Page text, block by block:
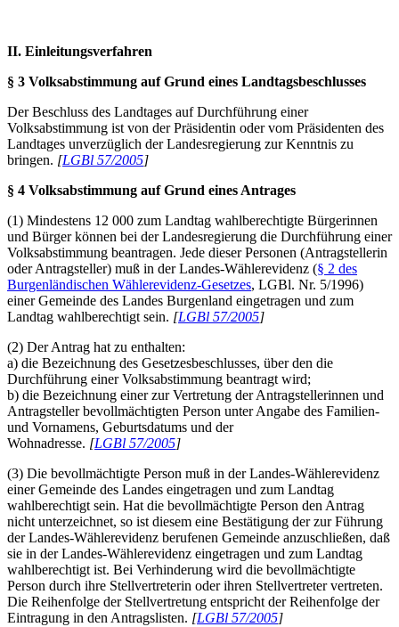
II. Einleitungsverfahren
§ 3 Volksabstimmung auf Grund eines Landtagsbeschlusses
Der Beschluss des Landtages auf Durchführung einer
Volksabstimmung ist von der Präsidentin oder vom Präsidenten des
Landtages unverzüglich der Landesregierung zur Kenntnis zu
bringen. [LGBl 57/2005]
§ 4 Volksabstimmung auf Grund eines Antrages
(1) Mindestens 12 000 zum Landtag wahlberechtigte Bürgerinnen
und Bürger können bei der Landesregierung die Durchführung einer
Volksabstimmung beantragen. Jede dieser Personen (Antragstellerin
oder Antragsteller) muß in der Landes-Wählerevidenz (§ 2 des
Burgenländischen Wählerevidenz-Gesetzes, LGBl. Nr. 5/1996)
einer Gemeinde des Landes Burgenland eingetragen und zum
Landtag wahlberechtigt sein. [LGBl 57/2005]
(2) Der Antrag hat zu enthalten:
a) die Bezeichnung des Gesetzesbeschlusses, über den die
Durchführung einer Volksabstimmung beantragt wird;
b) die Bezeichnung einer zur Vertretung der Antragstellerinnen und
Antragsteller bevollmächtigten Person unter Angabe des Familien-
und Vornamens, Geburtsdatums und der
Wohnadresse. [LGBl 57/2005]
(3) Die bevollmächtigte Person muß in der Landes-Wählerevidenz
einer Gemeinde des Landes eingetragen und zum Landtag
wahlberechtigt sein. Hat die bevollmächtigte Person den Antrag
nicht unterzeichnet, so ist diesem eine Bestätigung der zur Führung
der Landes-Wählerevidenz berufenen Gemeinde anzuschließen, daß
sie in der Landes-Wählerevidenz eingetragen und zum Landtag
wahlberechtigt ist. Bei Verhinderung wird die bevollmächtigte
Person durch ihre Stellvertreterin oder ihren Stellvertreter vertreten.
Die Reihenfolge der Stellvertretung entspricht der Reihenfolge der
Eintragung in den Antragslisten. [LGBl 57/2005]